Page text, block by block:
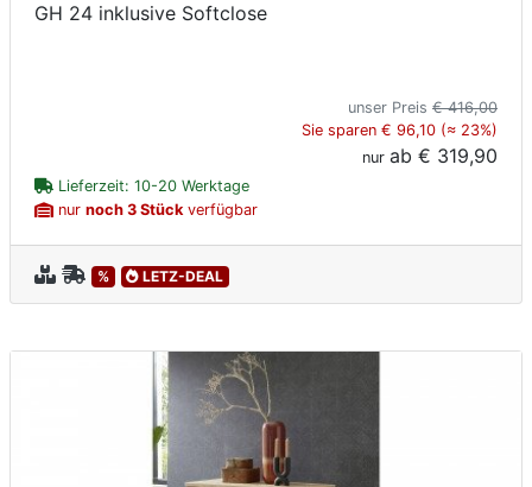
GH 24 inklusive Softclose
unser Preis € 416,00
Sie sparen € 96,10 (≈ 23%)
nur ab € 319,90
Lieferzeit: 10-20 Werktage
nur noch 3 Stückverfügbar
% LETZ-DEAL